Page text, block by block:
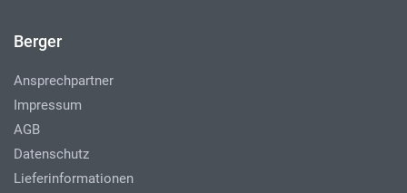
Berger
Ansprechpartner
Impressum
AGB
Datenschutz
Lieferinformationen